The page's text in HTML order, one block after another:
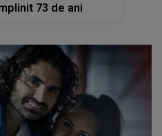
73 de ani